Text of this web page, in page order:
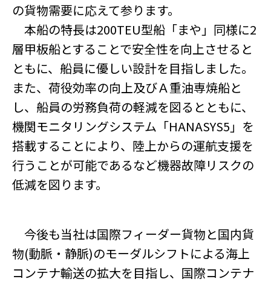
の貨物需要に応えて参ります。
本船の特長は200TEU型船「まや」同様に2
層甲板船とすることで安全性を向上させると
ともに、船員に優しい設計を目指しました。
また、荷役効率の向上及びＡ重油専焼船と
し、船員の労務負荷の軽減を図るとともに、
機関モニタリングシステム「HANASYS5」を
搭載することにより、陸上からの運航支援を
行うことが可能であるなど機器故障リスクの
低減を図ります。
今後も当社は国際フィーダー貨物と国内貨
物(動脈・静脈)のモーダルシフトによる海上
コンテナ輸送の拡大を目指し、国際コンテナ